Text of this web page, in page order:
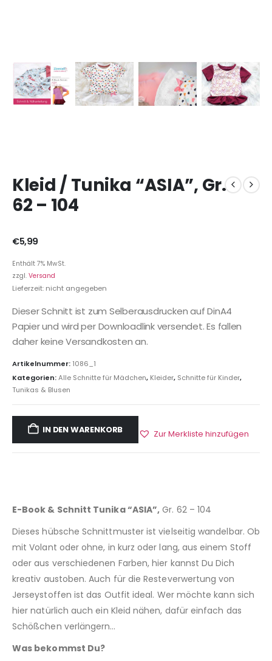
Kleid / Tunika “ASIA”, Gr.
62 – 104
€5,99
Enthält 7% MwSt.
zzgl. Versand
Lieferzeit: nicht angegeben
Dieser Schnitt ist zum Selberausdrucken auf DinA4
Papier und wird per Downloadlink versendet. Es fallen
daher keine Versandkosten an.
Artikelnummer: 1086_1
Kategorien:Alle Schnitte für Mädchen, Kleider, Schnitte für Kinder,
Tunikas & Blusen
IN DEN WARENKORB Zur Merkliste hinzufügen
E-Book & Schnitt Tunika “ASIA”, Gr. 62 – 104
Dieses hübsche Schnittmuster ist vielseitig wandelbar. Ob
mit Volant oder ohne, in kurz oder lang, aus einem Stoff
oder aus verschiedenen Farben, hier kannst Du Dich
kreativ austoben. Auch für die Resteverwertung von
Jerseystoffen ist das Outfit ideal. Wer möchte kann sich
hier natürlich auch ein Kleid nähen, dafür einfach das
Schößchen verlängern…
Was bekommst Du?